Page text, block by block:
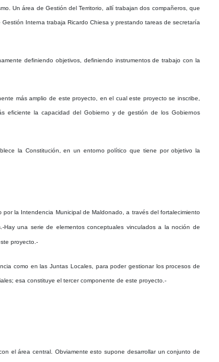
Un área de Gestión del Territorio, allí trabajan dos compañeros, que
Interna trabaja Ricardo Chiesa y prestando tareas de secretaría
definiendo objetivos, definiendo instrumentos de trabajo con la
más amplio de este proyecto, en el cual este proyecto se inscribe,
eficiente la capacidad del Gobierno y de gestión de los Gobiernos
la Constitución, en un entorno político que tiene por objetivo la
la Intendencia Municipal de Maldonado, a través del fortalecimiento
Hay una serie de elementos conceptuales vinculados a la noción de
proyecto.-
como en las Juntas Locales, para poder gestionar los procesos de
esa constituye el tercer componente de este proyecto.-
el área central. Obviamente esto supone desarrollar un conjunto de